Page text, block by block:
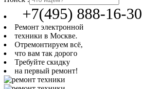
+7(495) 888-16-30
Ремонт электронной
техники в Москве.
Отремонтируем всё,
что вам так дорого
Требуйте скидку
на первый ремонт!